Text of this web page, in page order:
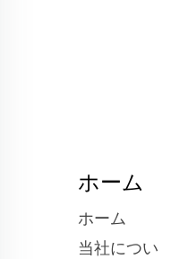
ホーム
ホーム
当社につい